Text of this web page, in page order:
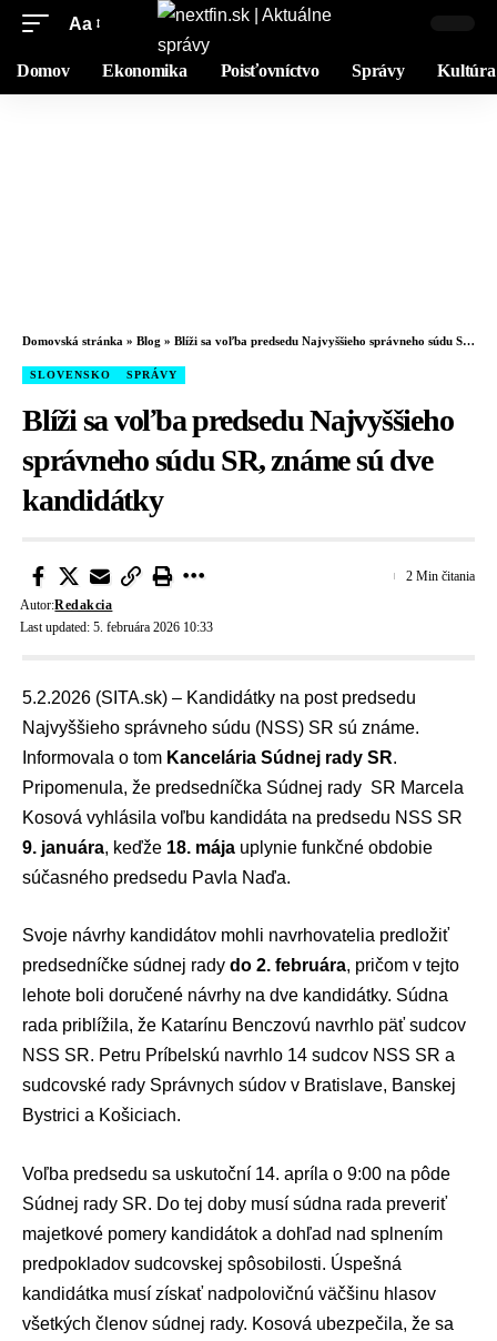
Aa
Domov Ekonomika Poisťovníctvo Správy Kultúra
Domovská stránka » Blog » Blíži sa voľba predsedu Najvyššieho správneho súdu SR, známe sú dve kandidátky
SLOVENSKO SPRÁVY
Blíži sa voľba predsedu Najvyššieho
správneho súdu SR, známe sú dve
kandidátky
Last updated: 5. februára 2026 10:33
Autor:Redakcia
2 Min čitania
5.2.2026 (SITA.sk) – Kandidátky na post predsedu
Najvyššieho správneho súdu (NSS) SR sú známe.
Informovala o tom Kancelária Súdnej rady SR.
Pripomenula, že predsedníčka Súdnej rady SR Marcela
Kosová vyhlásila voľbu kandidáta na predsedu NSS SR
9. januára, keďže 18. mája uplynie funkčné obdobie
súčasného predsedu Pavla Naďa.
Svoje návrhy kandidátov mohli navrhovatelia predložiť
predsedníčke súdnej rady do 2. februára, pričom v tejto
lehote boli doručené návrhy na dve kandidátky. Súdna
rada priblížila, že Katarínu Benczovú navrhlo päť sudcov
NSS SR. Petru Príbelskú navrhlo 14 sudcov NSS SR a
sudcovské rady Správnych súdov v Bratislave, Banskej
Bystrici a Košiciach.
Voľba predsedu sa uskutoční 14. apríla o 9:00 na pôde
Súdnej rady SR. Do tej doby musí súdna rada preveriť
majetkové pomery kandidátok a dohľad nad splnením
predpokladov sudcovskej spôsobilosti. Úspešná
kandidátka musí získať nadpolovičnú väčšinu hlasov
všetkých členov súdnej rady. Kosová ubezpečila, že sa